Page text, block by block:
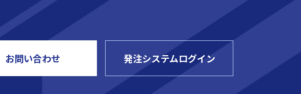
お問い合わせ 発注システムログイン